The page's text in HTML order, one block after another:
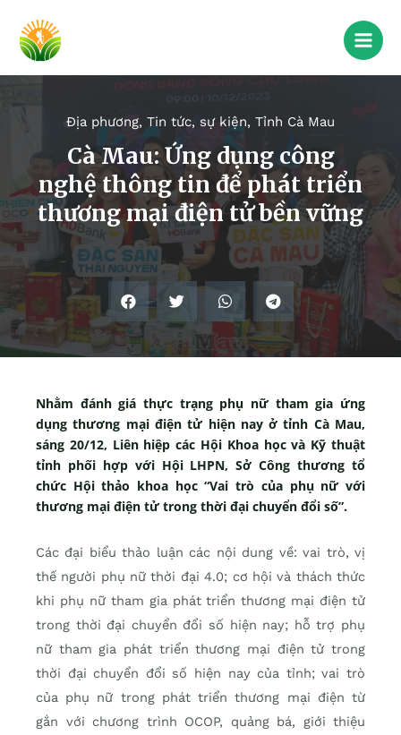
Địa phương, Tin tức, sự kiện, Tỉnh Cà Mau
Cà Mau: Ứng dụng công
nghệ thông tin để phát triển
thương mại điện tử bền vững
Nhằm đánh giá thực trạng phụ nữ tham gia ứng
dụng thương mại điện tử hiện nay ở tỉnh Cà Mau,
sáng 20/12, Liên hiệp các Hội Khoa học và Kỹ thuật
tỉnh phối hợp với Hội LHPN, Sở Công thương tổ
chức Hội thảo khoa học “Vai trò của phụ nữ với
thương mại điện tử trong thời đại chuyển đổi số”.
Các đại biểu thảo luận các nội dung về: vai trò, vị
thế người phụ nữ thời đại 4.0; cơ hội và thách thức
khi phụ nữ tham gia phát triển thương mại điện tử
trong thời đại chuyển đổi số hiện nay; hỗ trợ phụ
nữ tham gia phát triển thương mại điện tử trong
thời đại chuyển đổi số hiện nay của tỉnh; vai trò
của phụ nữ trong phát triển thương mại điện từ
gắn với chương trình OCOP, quảng bá, giới thiệu